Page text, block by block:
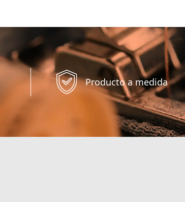
Producto a medida